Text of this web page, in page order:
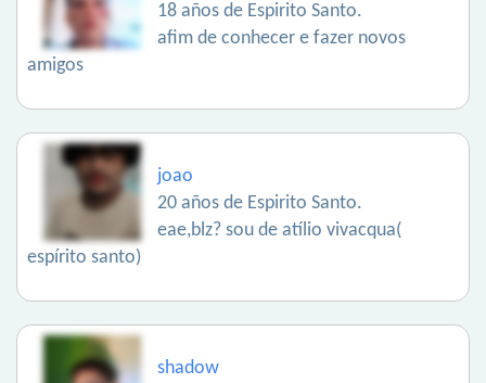
18 años de Espirito Santo.
afim de conhecer e fazer novos
amigos
joao
20 años de Espirito Santo.
eae,blz? sou de atílio vivacqua(
espírito santo)
shadow